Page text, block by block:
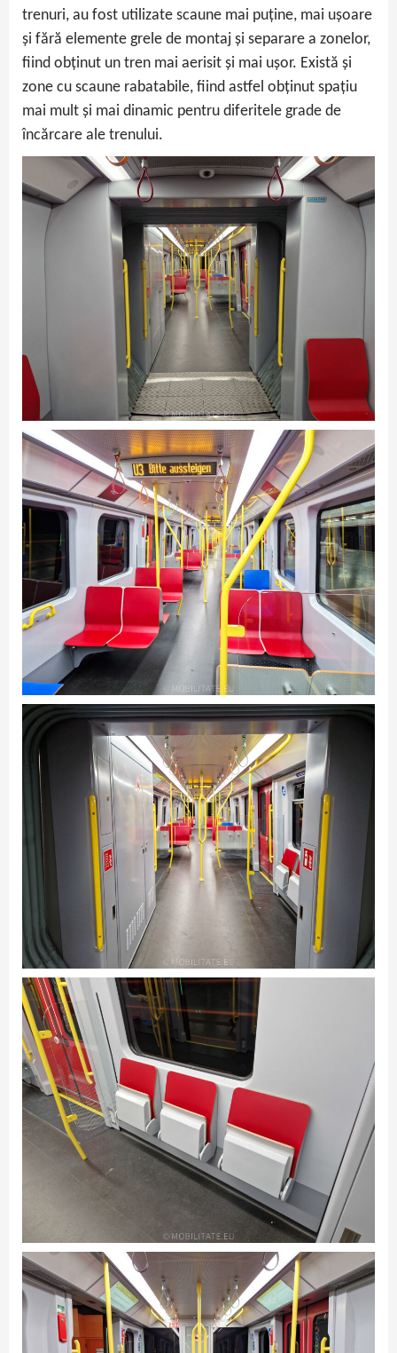
trenuri, au fost utilizate scaune mai puține, mai ușoare
și fără elemente grele de montaj și separare a zonelor,
fiind obținut un tren mai aerisit și mai ușor. Există și
zone cu scaune rabatabile, fiind astfel obținut spațiu
mai mult și mai dinamic pentru diferitele grade de
încărcare ale trenului.